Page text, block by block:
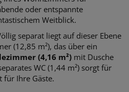
oder entspannte
Weitblick.
separat liegt auf dieser Ebene
(12,85 m²), das über ein
(4,16 m²) mit Dusche
WC (1,44 m²) sorgt für
für Ihre Gäste.